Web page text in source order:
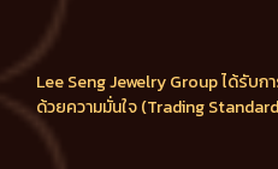
Lee Seng Jewelry Group ได้รับ
ด้วยความมั่นใจ (Trading
กระทรวงพาณิชย์